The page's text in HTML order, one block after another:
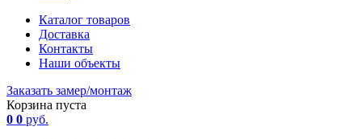
Каталог товаров
Доставка
Контакты
Наши объекты
Заказать замер/монтаж
Корзина пуста
0 0 руб.